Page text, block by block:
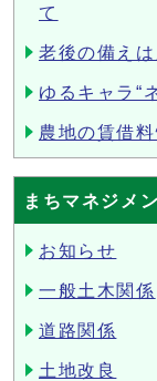
て
老後の備え
ゆるキャラ“
農地の賃借料
まちマネジメ
お知らせ
一般土木関係
道路関係
土地改良